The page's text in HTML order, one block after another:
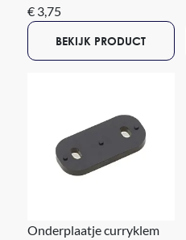
€ 3,75
BEKIJK PRODUCT
Onderplaatje curryklem